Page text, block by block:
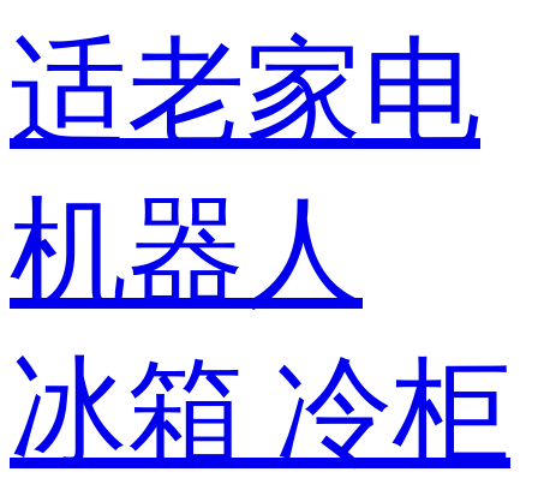
适老家电
机器人
冰箱 冷柜